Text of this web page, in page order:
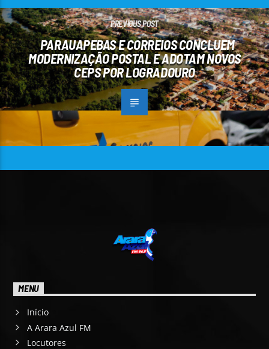
PREVIOUS POST
PARAUAPEBAS E CORREIOS CONCLUEM
MODERNIZAÇÃO POSTAL E ADOTAM NOVOS
CEPS POR LOGRADOURO
MENU
Início
A Arara Azul FM
Locutores